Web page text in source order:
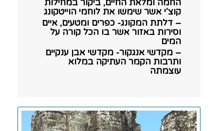
החמה ומלאת החיים, ביקור במחילות
קוצ’י אשר שימשו את לוחמי הוייטקונג
– דלתת המקונג- כפרים ומטעים, איים
וסירות באזור אשר בו הכל קורה על
המים
– מקדשי אנגקור- מקדשי אבן ענקיים
ותרבות הקמר העתיקה במלוא
עוצמתה